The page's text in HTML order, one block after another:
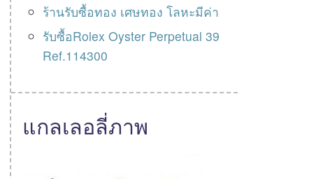
ร้านรับซื้อทอง เศษทอง โลหะมีค่า
รับซื้อRolex Oyster Perpetual 39
Ref.114300
แกลเลอลี่ภาพ